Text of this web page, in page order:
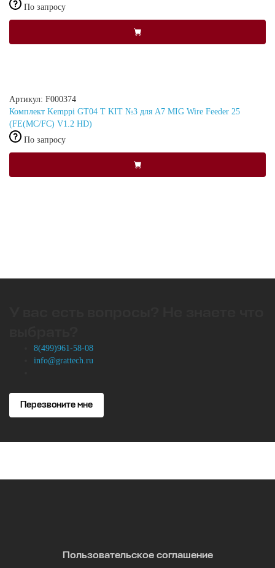
По запросу
Артикул: F000374
Комплект Kemppi GT04 T KIT №3 для A7 MIG Wire Feeder 25
(FE(MC/FC) V1.2 HD)
По запросу
8(499)961-58-08
info@grattech.ru
Перезвоните мне
Пользовательское соглашение